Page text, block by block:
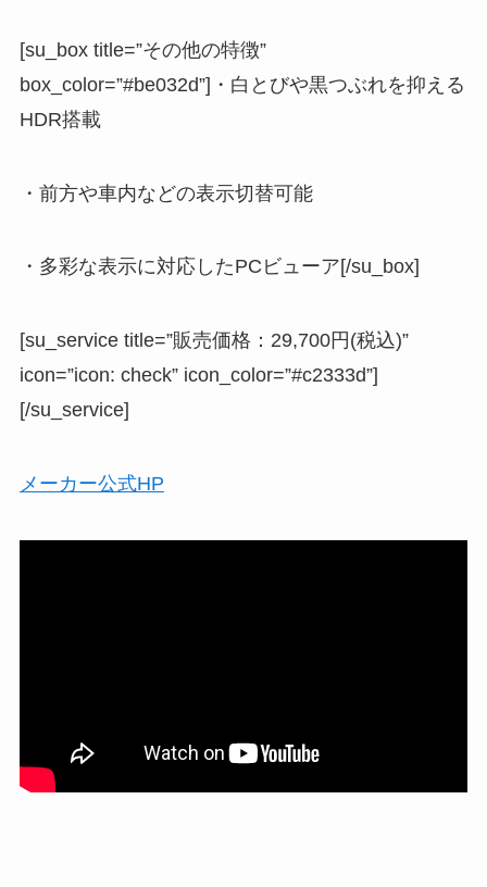
[su_box title=”その他の特徴”
box_color=”#be032d”]・白とびや黒つぶれを抑える
HDR搭載
・前方や車内などの表示切替可能
・多彩な表示に対応したPCビューア[/su_box]
[su_service title=”販売価格：29,700円(税込)”
icon=”icon: check” icon_color=”#c2333d”]
[/su_service]
メーカー公式HP